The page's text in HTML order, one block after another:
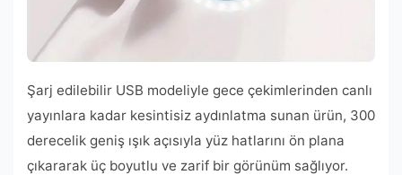
Şarj edilebilir USB modeliyle gece çekimlerinden canlı
yayınlara kadar kesintisiz aydınlatma sunan ürün, 300
derecelik geniş ışık açısıyla yüz hatlarını ön plana
çıkararak üç boyutlu ve zarif bir görünüm sağlıyor.